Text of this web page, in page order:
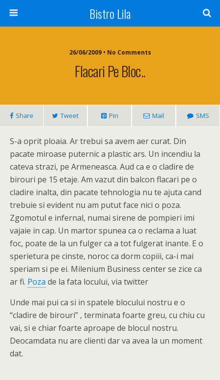
Bistro Lila
26/06/2009 • No Comments
Flacari Pe Bloc..
Share Tweet Pin Mail SMS
S-a oprit ploaia. Ar trebui sa avem aer curat. Din
pacate miroase puternic a plastic ars. Un incendiu la
cateva strazi, pe Armeneasca. Aud ca e o cladire de
birouri pe 15 etaje. Am vazut din balcon flacari pe o
cladire inalta, din pacate tehnologia nu te ajuta cand
trebuie si evident nu am putut face nici o poza.
Zgomotul e infernal, numai sirene de pompieri imi
vajaie in cap. Un martor spunea ca o reclama a luat
foc, poate de la un fulger ca a tot fulgerat inante. E o
sperietura pe cinste, noroc ca dorm copiii, ca-i mai
speriam si pe ei. Milenium Business center se zice ca
ar fi. Poza de la fata locului, via twitter
Unde mai pui ca si in spatele blocului nostru e o
“cladire de birouri” , terminata foarte greu, cu chiu cu
vai, si e chiar foarte aproape de blocul nostru.
Deocamdata nu are clienti dar va avea la un moment
dat.